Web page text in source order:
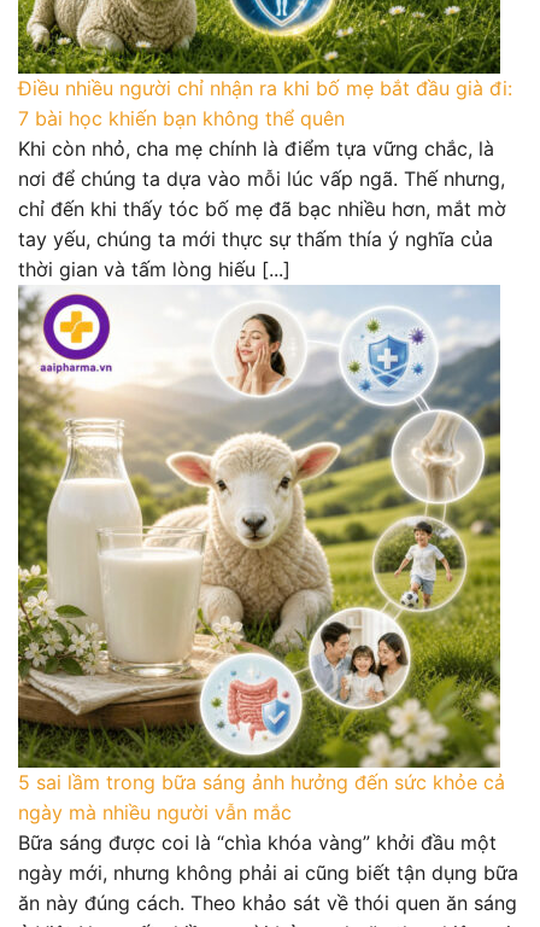
Điều nhiều người chỉ nhận ra khi bố mẹ bắt đầu già đi:
7 bài học khiến bạn không thể quên
Khi còn nhỏ, cha mẹ chính là điểm tựa vững chắc, là
nơi để chúng ta dựa vào mỗi lúc vấp ngã. Thế nhưng,
chỉ đến khi thấy tóc bố mẹ đã bạc nhiều hơn, mắt mờ
tay yếu, chúng ta mới thực sự thấm thía ý nghĩa của
thời gian và tấm lòng hiếu [...]
5 sai lầm trong bữa sáng ảnh hưởng đến sức khỏe cả
ngày mà nhiều người vẫn mắc
Bữa sáng được coi là “chìa khóa vàng” khởi đầu một
ngày mới, nhưng không phải ai cũng biết tận dụng bữa
ăn này đúng cách. Theo khảo sát về thói quen ăn sáng